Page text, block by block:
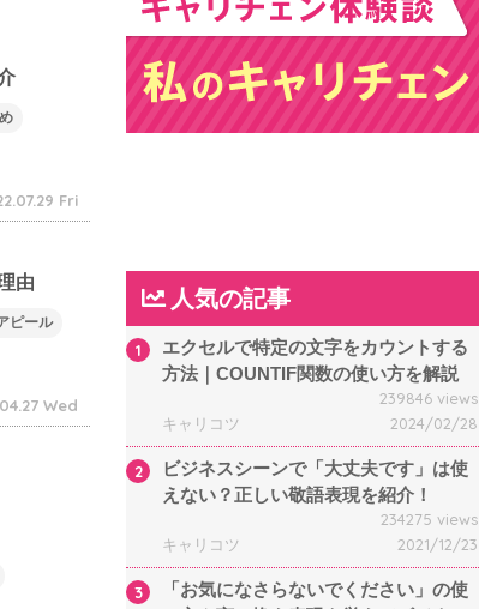
Fri
由
ピール
Wed
人気の記事
1
エクセルで特定の文字をカウントする
方法｜COUNTIF関数の使い方を解説
239846 views
キャリコツ
2024/02/28
2
ビジネスシーンで「大丈夫です」は使
えない？正しい敬語表現を紹介！
234275 views
キャリコツ
2021/12/23
3
「お気になさらないでください」の使